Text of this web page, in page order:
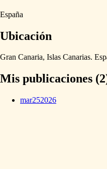
España
Ubicación
Gran Canaria, Islas Canarias.
Mis publicaciones
mar252026